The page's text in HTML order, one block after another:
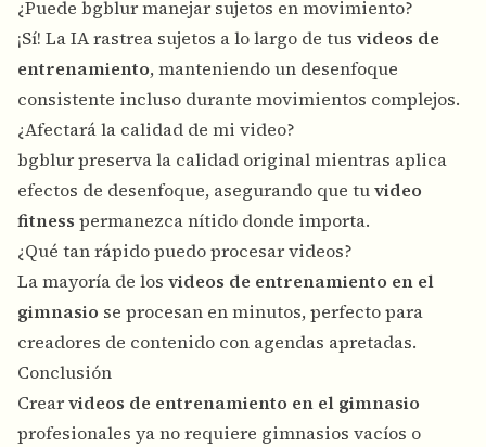
¿Puede bgblur manejar sujetos en movimiento?
¡Sí! La IA rastrea sujetos a lo largo de tus videos de
entrenamiento, manteniendo un desenfoque
consistente incluso durante movimientos complejos.
¿Afectará la calidad de mi video?
bgblur preserva la calidad original mientras aplica
efectos de desenfoque, asegurando que tuvideo
fitness permanezca nítido donde importa.
¿Qué tan rápido puedo procesar videos?
La mayoría de los videos de entrenamiento en el
gimnasio se procesan en minutos, perfecto para
creadores de contenido con agendas apretadas.
Conclusión
Crearvideos de entrenamiento en el gimnasio
profesionales ya no requiere gimnasios vacíos o